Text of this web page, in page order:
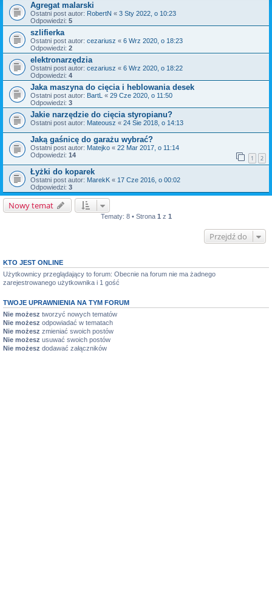
Agregat malarski
Ostatni post autor: RobertN « 3 Sty 2022, o 10:23
Odpowiedzi: 5
szlifierka
Ostatni post autor: cezariusz « 6 Wrz 2020, o 18:23
Odpowiedzi: 2
elektronarzędzia
Ostatni post autor: cezariusz « 6 Wrz 2020, o 18:22
Odpowiedzi: 4
Jaka maszyna do cięcia i heblowania desek
Ostatni post autor: BartL « 29 Cze 2020, o 11:50
Odpowiedzi: 3
Jakie narzędzie do cięcia styropianu?
Ostatni post autor: Mateousz « 24 Sie 2018, o 14:13
Jaką gaśnicę do garażu wybrać?
Ostatni post autor: Matejko « 22 Mar 2017, o 11:14
Odpowiedzi: 14 1 2
Łyżki do koparek
Ostatni post autor: MarekK « 17 Cze 2016, o 00:02
Odpowiedzi: 3
Nowy temat
Tematy: 8 • Strona 1 z 1
Przejdź do
KTO JEST ONLINE
Użytkownicy przeglądający to forum: Obecnie na forum nie ma żadnego
zarejestrowanego użytkownika i 1 gość
TWOJE UPRAWNIENIA NA TYM FORUM
Nie możesz tworzyć nowych tematów
Nie możesz odpowiadać w tematach
Nie możesz zmieniać swoich postów
Nie możesz usuwać swoich postów
Nie możesz dodawać załączników